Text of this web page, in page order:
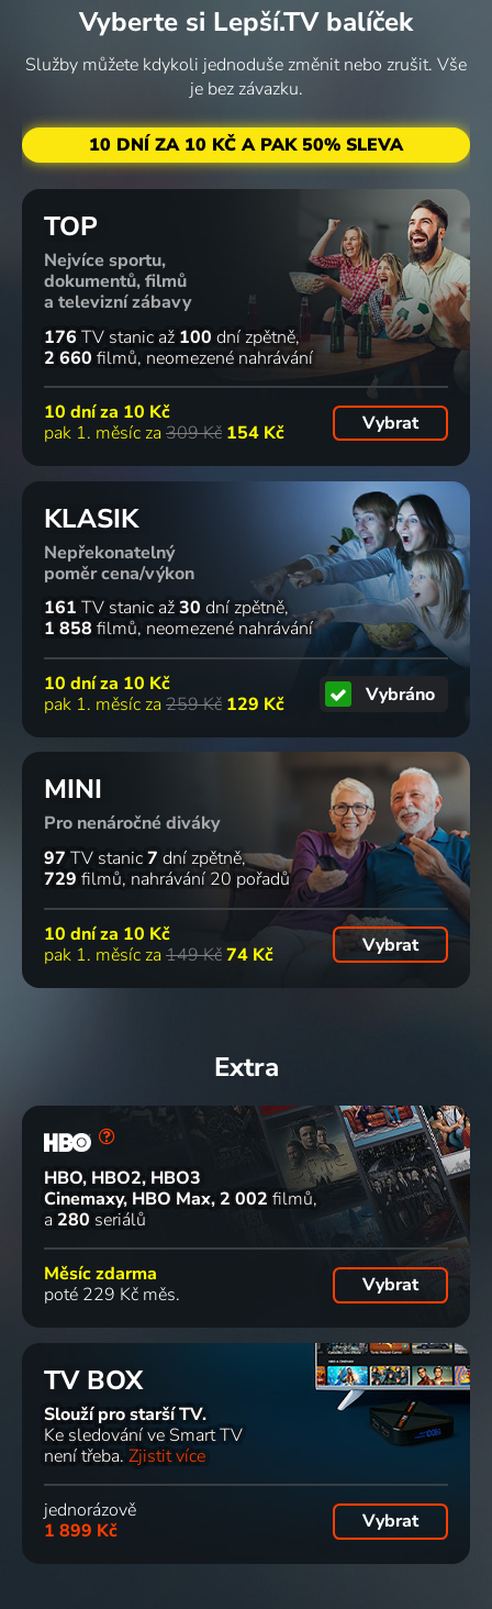
Vyberte si Lepší.TV balíček
Služby můžete kdykoli jednoduše změnit nebo zrušit. Vše
je bez závazku.
10 DNÍ ZA 10 KČ A PAK 50% SLEVA
TOP
Nejvíce sportu,
dokumentů, filmů
a televizní zábavy
176 TV stanic až 100 dní zpětně
2 660 filmů neomezené nahrávání
10 dní za 10 Kč
pak 1. měsíc za 309 Kč 154 Kč Vybrat
KLASIK
Nepřekonatelný
poměr cena/výkon
161 TV stanic až30 dní zpětně
1 858 filmů neomezené nahrávání
10 dní za 10 Kč
pak 1. měsíc za 259 Kč 129 Kč Vybráno
MINI
Pro nenáročné diváky
97 TV stanic7 dní zpětně
729 filmů nahrávání 20 pořadů
10 dní za 10 Kč
pak 1. měsíc za 149 Kč74 Kč Vybrat
Extra
HBO, HBO2, HBO3
Cinemaxy, HBO Max 2 002 filmů
a 280 seriálů
Měsíc zdarma
poté 229 Kč měs.
Vybrat
TV BOX
Slouží pro starší TV.
Ke sledování ve Smart TV
není třeba. Zjistit více
jednorázově
1 899 Kč
Vybrat